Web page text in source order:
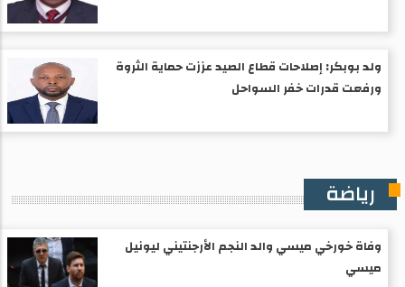
ولد بوبكر: إصلاحات قطاع الصيد عززت حماية الثروة
ورفعت قدرات خفر السواحل
رياضة
وفاة خورخي ميسي والد النجم الأرجنتيني ليونيل
ميسي